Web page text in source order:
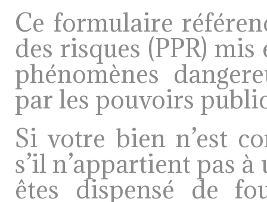
Ce formulaire
des risques (PPR)
phénomènes
par les pouvoirs
Si votre bien n’est
s’il n’appartient pas
êtes dispensé de